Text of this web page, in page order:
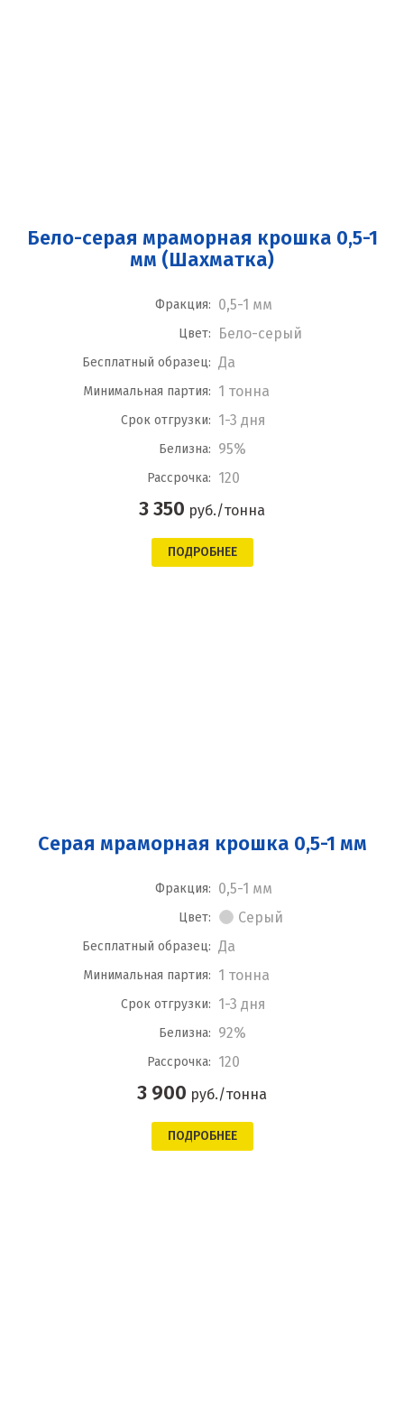
Бело-серая мраморная крошка 0,5-1
мм (Шахматка)
Фракция: 0,5-1 мм
Цвет: Бело-серый
Бесплатный образец: Да
Минимальная партия: 1 тонна
Срок отгрузки: 1-3 дня
Белизна: 95%
Рассрочка: 120
3 350 руб./тонна
ПОДРОБНЕЕ
Серая мраморная крошка 0,5-1 мм
Фракция: 0,5-1 мм
Цвет: Серый
Бесплатный образец: Да
Минимальная партия: 1 тонна
Срок отгрузки: 1-3 дня
Белизна: 92%
Рассрочка: 120
3 900 руб./тонна
ПОДРОБНЕЕ